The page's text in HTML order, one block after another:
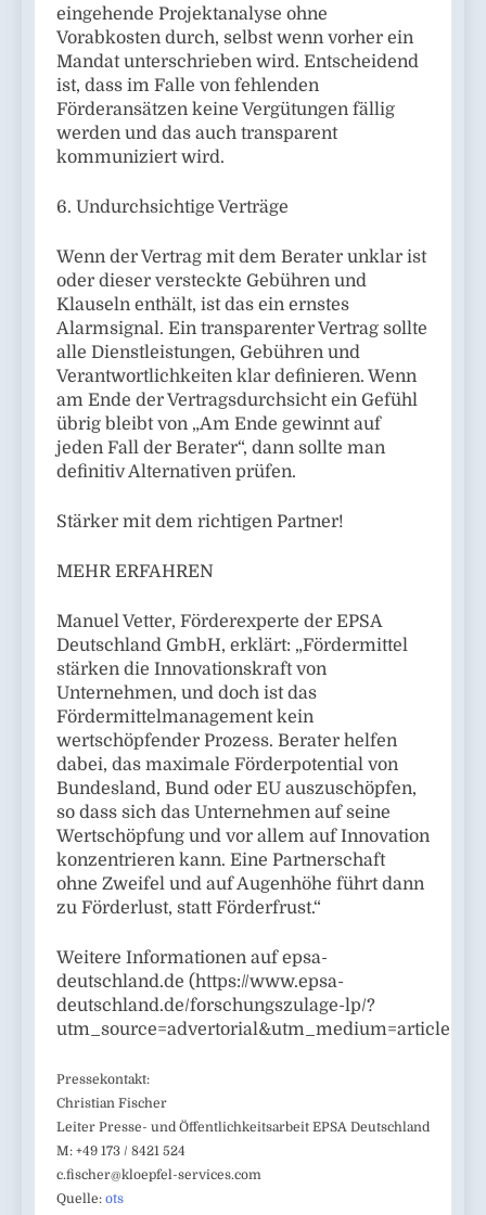
eingehende Projektanalyse ohne
Vorabkosten durch, selbst wenn vorher ein
Mandat unterschrieben wird. Entscheidend
ist, dass im Falle von fehlenden
Förderansätzen keine Vergütungen fällig
werden und das auch transparent
kommuniziert wird.
6. Undurchsichtige Verträge
Wenn der Vertrag mit dem Berater unklar ist
oder dieser versteckte Gebühren und
Klauseln enthält, ist das ein ernstes
Alarmsignal. Ein transparenter Vertrag sollte
alle Dienstleistungen, Gebühren und
Verantwortlichkeiten klar definieren. Wenn
am Ende der Vertragsdurchsicht ein Gefühl
übrig bleibt von „Am Ende gewinnt auf
jeden Fall der Berater“, dann sollte man
definitiv Alternativen prüfen.
Stärker mit dem richtigen Partner!
MEHR ERFAHREN
Manuel Vetter, Förderexperte der EPSA
Deutschland GmbH, erklärt: „Fördermittel
stärken die Innovationskraft von
Unternehmen, und doch ist das
Fördermittelmanagement kein
wertschöpfender Prozess. Berater helfen
dabei, das maximale Förderpotential von
Bundesland, Bund oder EU auszuschöpfen,
so dass sich das Unternehmen auf seine
Wertschöpfung und vor allem auf Innovation
konzentrieren kann. Eine Partnerschaft
ohne Zweifel und auf Augenhöhe führt dann
zu Förderlust, statt Förderfrust.“
Weitere Informationen auf epsa-
deutschland.de (https://www.epsa-
deutschland.de/forschungszulage-lp/?
Pressekontakt:
Christian Fischer
Leiter Presse- und Öffentlichkeitsarbeit EPSA Deutschland
M: +49 173 / 8421 524
c.fischer@kloepfel-services.com
Quelle: ots